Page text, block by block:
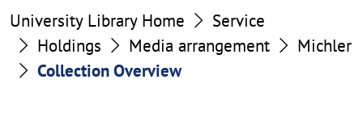
University Library Home
Service
Holdings
Media arrangement
Michler
Collection Overview